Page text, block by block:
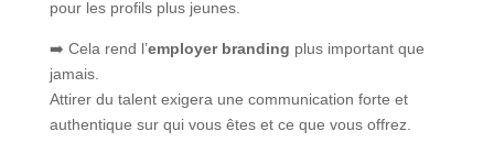
pour les profils plus jeunes.
➡️ Cela rend l’employer branding plus important que
jamais.
Attirer du talent exigera une communication forte et
authentique sur qui vous êtes et ce que vous offrez.